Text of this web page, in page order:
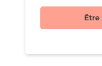
Être